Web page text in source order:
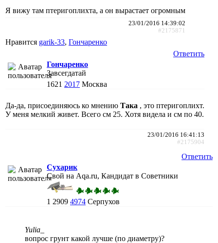
Я вижу там птеригоплихта, а он вырастает огромным
23/01/2016 14:39:02
#2175871
Нравится garik-33, Гончаренко
Ответить
Гончаренко
Завсегдатай
1621 2017 Москва
Да-да, присоединяюсь ко мнению Така , это птеригоплихт.
У меня мелкий живет. Всего см 25. Хотя видела и см по 40.
23/01/2016 16:41:13
#2175904
Ответить
Сухарик
Свой на Aqa.ru, Кандидат в Советники
1 2909 4974 Серпухов
Yulia_
вопрос грунт какой лучше (по диаметру)?